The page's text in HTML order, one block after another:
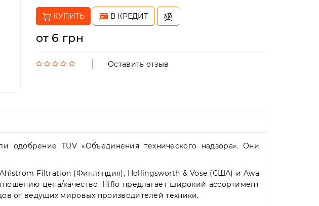
КУПИТЬ В КРЕДИТ
от 6 грн
Оставить отзыв
TÜV «Объединения технического надзора». Они
Ahlstrom Filtration (Финляндия), Hollingsworth & Vose (США) и Awa
цена/качество. Hiflo предлагает широкий ассортимент
от ведущих мировых производителей техники.